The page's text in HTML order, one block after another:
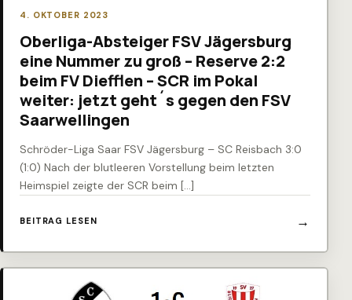
4. OKTOBER 2023
Oberliga-Absteiger FSV Jägersburg
eine Nummer zu groß – Reserve 2:2
beim FV Diefflen – SCR im Pokal
weiter: jetzt geht´s gegen den FSV
Saarwellingen
Schröder-Liga Saar FSV Jägersburg – SC Reisbach 3:0
(1:0) Nach der blutleeren Vorstellung beim letzten
Heimspiel zeigte der SCR beim […]
BEITRAG LESEN